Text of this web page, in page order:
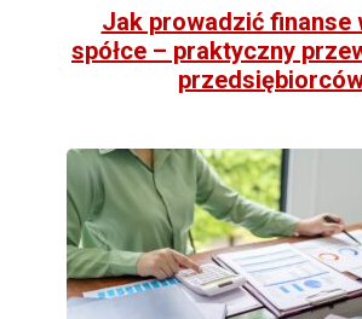
Jak prowadzić finanse
spółce – praktyczny